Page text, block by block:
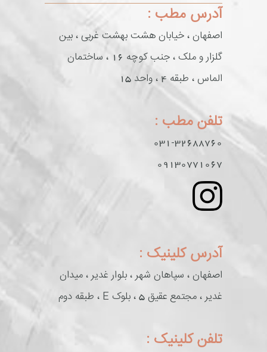
آدرس مطب :
اصفهان ، خیابان هشت بهشت غربی ، بین
گلزار و ملک ، جنب کوچه 16 ، ساختمان
الماس ، طبقه 4 ، واحد 15
تلفن مطب :
031-32688760
09130771067
آدرس کلینیک :
اصفهان ، سپاهان شهر ، بلوار غدیر ، میدان
غدیر ، مجتمع عقیق 5 ، بلوک E ، طبقه دوم
تلفن کلینیک :